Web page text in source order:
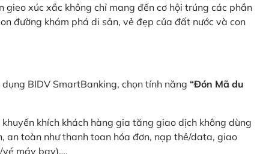
xúc xắc không chỉ mang đến cơ hội trúng các phần
đường khám phá di sản, vẻ đẹp của đất nước và con
BIDV SmartBanking, chọn tính năng “Đón Mã du
khuyến khích khách hàng gia tăng giao dịch không dùng
an toàn như thanh toan hóa đơn, nạp thẻ/data, giao
vé máy bay)….